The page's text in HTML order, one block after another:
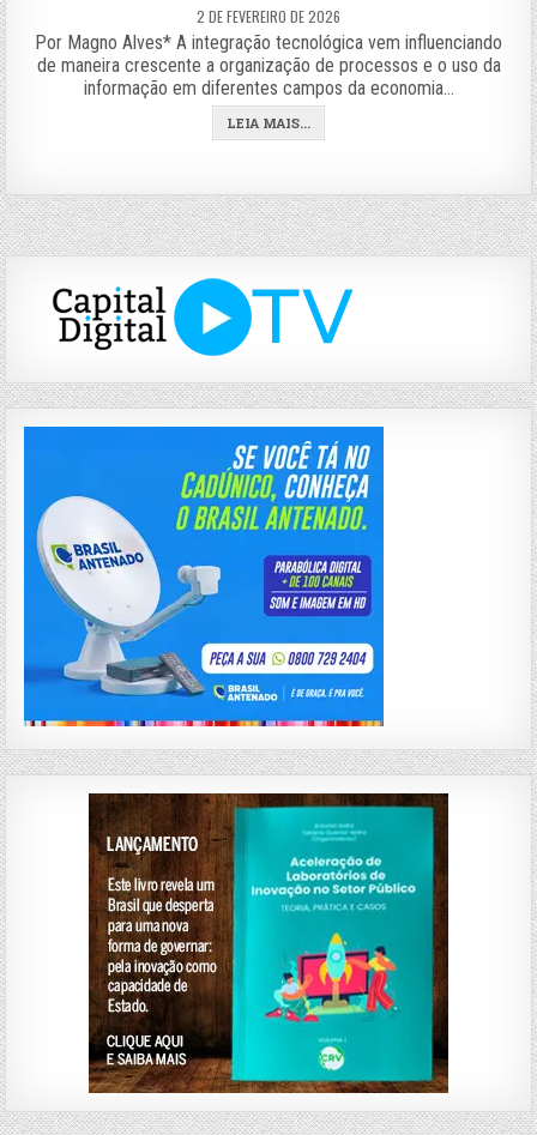
2 DE FEVEREIRO DE 2026
Por Magno Alves* A integração tecnológica vem influenciando
de maneira crescente a organização de processos e o uso da
informação em diferentes campos da economia…
LEIA MAIS...